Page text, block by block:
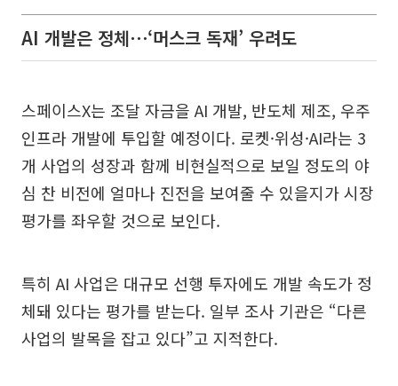
AI 개발은 정체⋯‘머스크 독재’ 우려도
스페이스X는 조달 자금을 AI 개발, 반도체 제조, 우주
인프라 개발에 투입할 예정이다. 로켓·위성·AI라는 3
개 사업의 성장과 함께 비현실적으로 보일 정도의 야
심 찬 비전에 얼마나 진전을 보여줄 수 있을지가 시장
평가를 좌우할 것으로 보인다.
특히 AI 사업은 대규모 선행 투자에도 개발 속도가 정
체돼 있다는 평가를 받는다. 일부 조사 기관은 “다른
사업의 발목을 잡고 있다”고 지적한다.